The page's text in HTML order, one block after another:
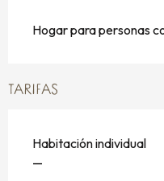
Hogar para personas
TARIFAS
Habitación individual
—